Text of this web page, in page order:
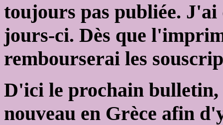
toujours pas publiée. J'ai
jours-ci. Dès que
rembourserai les
D'ici le prochain bulletin,
nouveau en Grèce afin